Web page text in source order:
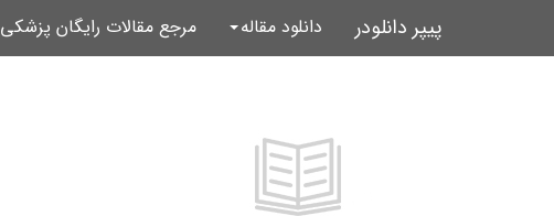
پیپر دانلودر دانلود مقاله مرجع مقالات رایگان پزشکی